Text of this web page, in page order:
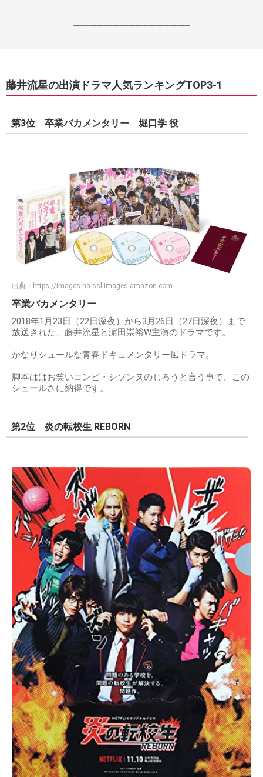
------------------------------------------------------------------
藤井流星の出演ドラマ人気ランキングTOP3-1
第3位 卒業バカメンタリー 堀口学 役
出典： https://images-na.ssl-images-amazon.com
卒業バカメンタリー
2018年1月23日（22日深夜）から3月26日（27日深夜）まで
放送された、藤井流星と濵田崇裕W主演のドラマです。
かなりシュールな青春ドキュメンタリー風ドラマ。
脚本ははお笑いコンビ・シソンヌのじろうと言う事で、この
シュールさに納得です。
第2位 炎の転校生 REBORN